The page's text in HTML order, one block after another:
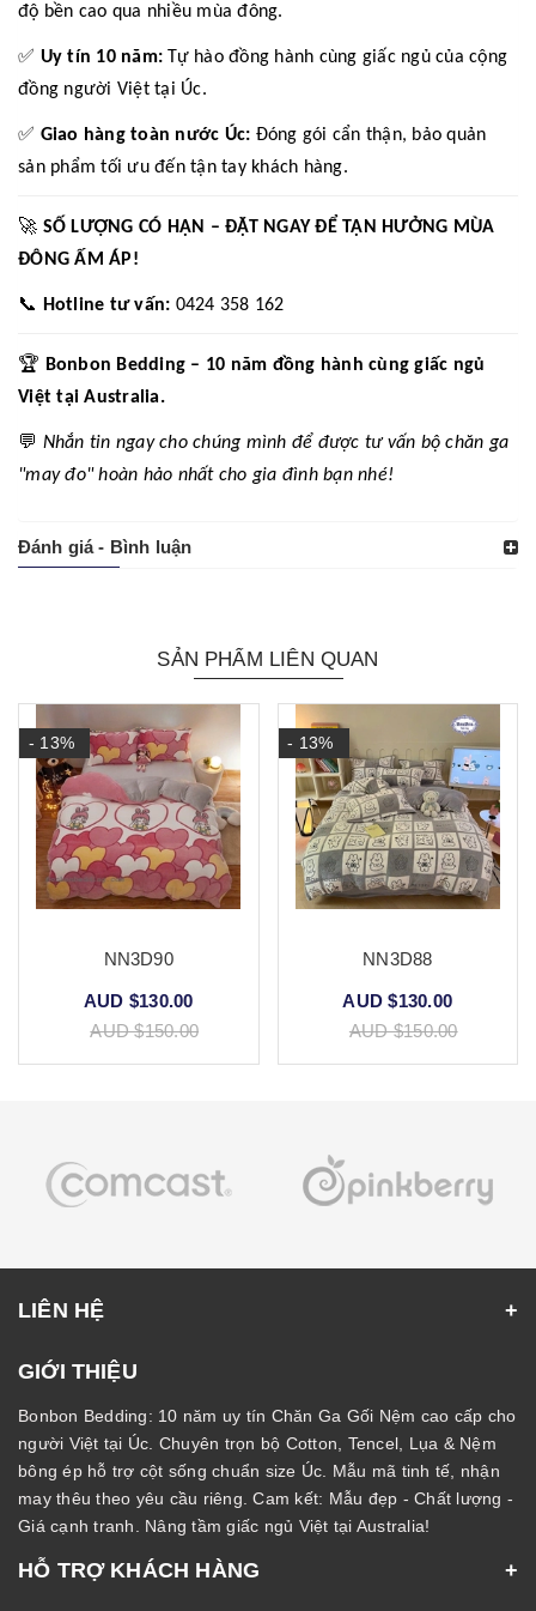
độ bền cao qua nhiều mùa đông.
✅ Uy tín 10 năm: Tự hào đồng hành cùng giấc ngủ của cộng
đồng người Việt tại Úc.
✅ Giao hàng toàn nước Úc: Đóng gói cẩn thận, bảo quản
sản phẩm tối ưu đến tận tay khách hàng.
🚀 SỐ LƯỢNG CÓ HẠN – ĐẶT NGAY ĐỂ TẬN HƯỞNG MÙA
ĐÔNG ẤM ÁP!
📞 Hotline tư vấn: 0424 358 162
🏆 Bonbon Bedding – 10 năm đồng hành cùng giấc ngủ
Việt tại Australia.
💬 Nhắn tin ngay cho chúng mình để được tư vấn bộ chăn ga
"may đo" hoàn hảo nhất cho gia đình bạn nhé!
Đánh giá - Bình luận
SẢN PHẨM LIÊN QUAN
- 13%
NN3D90
AUD $130.00
AUD $150.00
- 13%
NN3D88
AUD $130.00
AUD $150.00
LIÊN HỆ
GIỚI THIỆU
Bonbon Bedding: 10 năm uy tín Chăn Ga Gối Nệm cao cấp cho
người Việt tại Úc. Chuyên trọn bộ Cotton, Tencel, Lụa & Nệm
bông ép hỗ trợ cột sống chuẩn size Úc. Mẫu mã tinh tế, nhận
may thêu theo yêu cầu riêng. Cam kết: Mẫu đẹp - Chất lượng -
Giá cạnh tranh. Nâng tầm giấc ngủ Việt tại Australia!
HỖ TRỢ KHÁCH HÀNG